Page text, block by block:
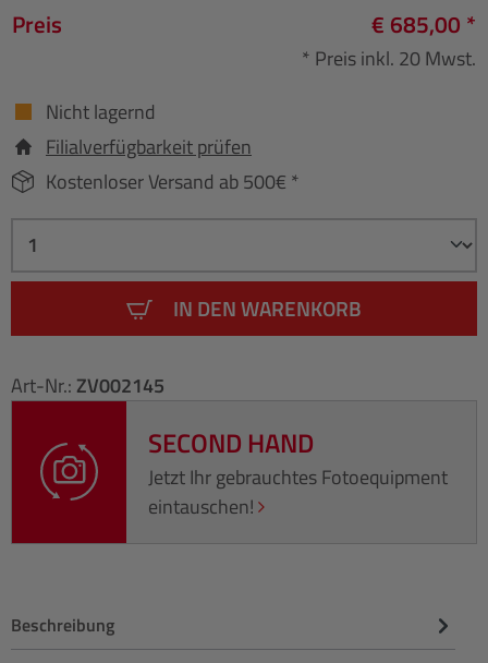
Preis € 685,00 *
* Preis inkl. 20 Mwst.
Nicht lagernd
Filialverfügbarkeit prüfen
Kostenloser Versand ab 500€ *
IN DEN WARENKORB
Art-Nr.: ZV002145
SECOND HAND
Jetzt Ihr gebrauchtes Fotoequipment
eintauschen!
Beschreibung